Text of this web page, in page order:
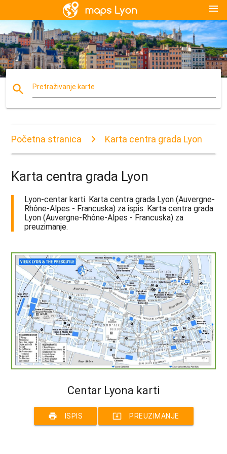
menu
search Pretraživanje karte
Početna stranica Karta centra grada Lyon
Karta centra grada Lyon
Lyon-centar karti. Karta centra grada Lyon (Auvergne-
Rhône-Alpes - Francuska) za ispis. Karta centra grada
Lyon (Auvergne-Rhône-Alpes - Francuska) za
preuzimanje.
Centar Lyona karti
print ISPIS system_update_alt PREUZIMANJE